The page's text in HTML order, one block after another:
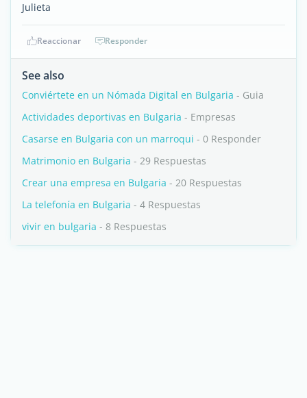
Julieta
Reaccionar Responder
See also
Conviértete en un Nómada Digital en Bulgaria - Guia
Actividades deportivas en Bulgaria - Empresas
Casarse en Bulgaria con un marroqui - 0 Responder
Matrimonio en Bulgaria - 29 Respuestas
Crear una empresa en Bulgaria - 20 Respuestas
La telefonía en Bulgaria - 4 Respuestas
vivir en bulgaria - 8 Respuestas